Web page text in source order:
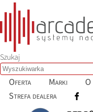
Szukaj
Oferta Marki
Strefa dealera